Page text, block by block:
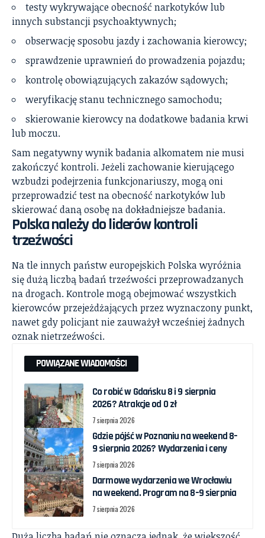
testy wykrywające obecność narkotyków lub
innych substancji psychoaktywnych;
obserwację sposobu jazdy i zachowania kierowcy;
sprawdzenie uprawnień do prowadzenia pojazdu;
kontrolę obowiązujących zakazów sądowych;
weryfikację stanu technicznego samochodu;
skierowanie kierowcy na dodatkowe badania krwi
lub moczu.
Sam negatywny wynik badania alkomatem nie musi
zakończyć kontroli. Jeżeli zachowanie kierującego
wzbudzi podejrzenia funkcjonariuszy, mogą oni
przeprowadzić test na obecność narkotyków lub
skierować daną osobę na dokładniejsze badania.
Polska należy do liderów kontroli
trzeźwości
Na tle innych państw europejskich Polska wyróżnia
się dużą liczbą badań trzeźwości przeprowadzanych
na drogach. Kontrole mogą obejmować wszystkich
kierowców przejeżdżających przez wyznaczony punkt,
nawet gdy policjant nie zauważył wcześniej żadnych
oznak nietrzeźwości.
POWIĄZANE WIADOMOŚCI
Co robić w Gdańsku 8 i 9 sierpnia
2026? Atrakcje od 0 zł
7 sierpnia 2026
Gdzie pójść w Poznaniu na weekend 8–
9 sierpnia 2026? Wydarzenia i ceny
7 sierpnia 2026
Darmowe wydarzenia we Wrocławiu
na weekend. Program na 8–9 sierpnia
7 sierpnia 2026